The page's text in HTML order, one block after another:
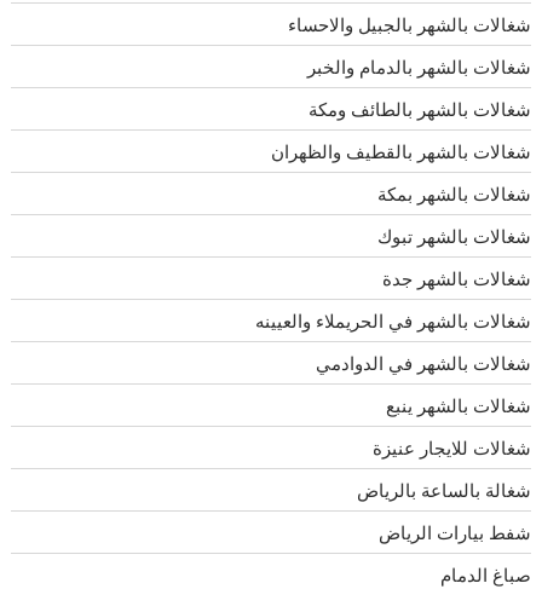
شغالات بالشهر بالجبيل والاحساء
شغالات بالشهر بالدمام والخبر
شغالات بالشهر بالطائف ومكة
شغالات بالشهر بالقطيف والظهران
شغالات بالشهر بمكة
شغالات بالشهر تبوك
شغالات بالشهر جدة
شغالات بالشهر في الحريملاء والعيينه
شغالات بالشهر في الدوادمي
شغالات بالشهر ينبع
شغالات للايجار عنيزة
شغالة بالساعة بالرياض
شفط بيارات الرياض
صباغ الدمام